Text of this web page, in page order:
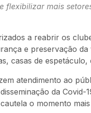
flexibilizar mais
a reabrir os
e preservação
casas de
atendimento ao
da Covid-
o momento